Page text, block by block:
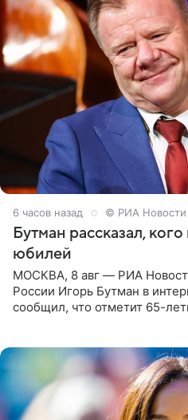
6 часов назад © РИА Новости
Бутман рассказал,
юбилей
МОСКВА, 8 авг — РИА
России Игорь Бутман в
сообщил, что отметит 65-